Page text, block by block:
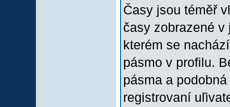
Časy jsou téměř
časy zobrazené
kterém se
pásmo v profilu.
pásma a
registrovaní